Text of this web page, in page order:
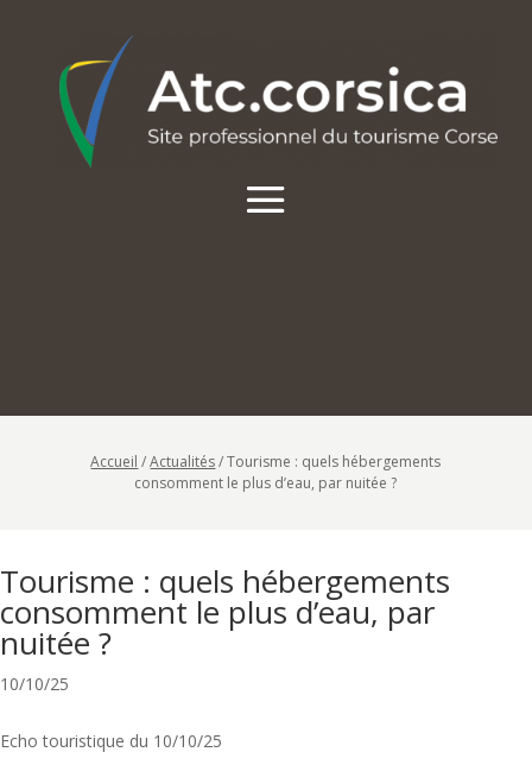
Accueil /Actualités/Tourisme : quels hébergements
consomment le plus d’eau, par nuitée ?
Tourisme : quels hébergements
consomment le plus d’eau, par
nuitée ?
10/10/25
Echo touristique du 10/10/25